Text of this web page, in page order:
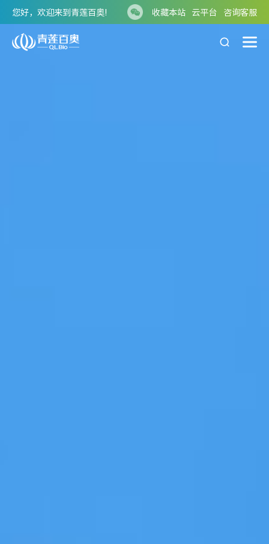
您好，欢迎来到青莲百奥! 收藏本站 云平台 咨询客服